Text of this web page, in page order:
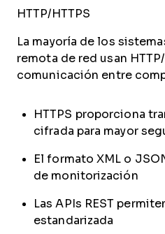
HTTP/HTTPS
La mayoría de los
remota de red usan
comunicación entre
HTTPS proporciona
cifrada para mayor
El formato XML o
de monitorización
Las APIs REST
estandarizada